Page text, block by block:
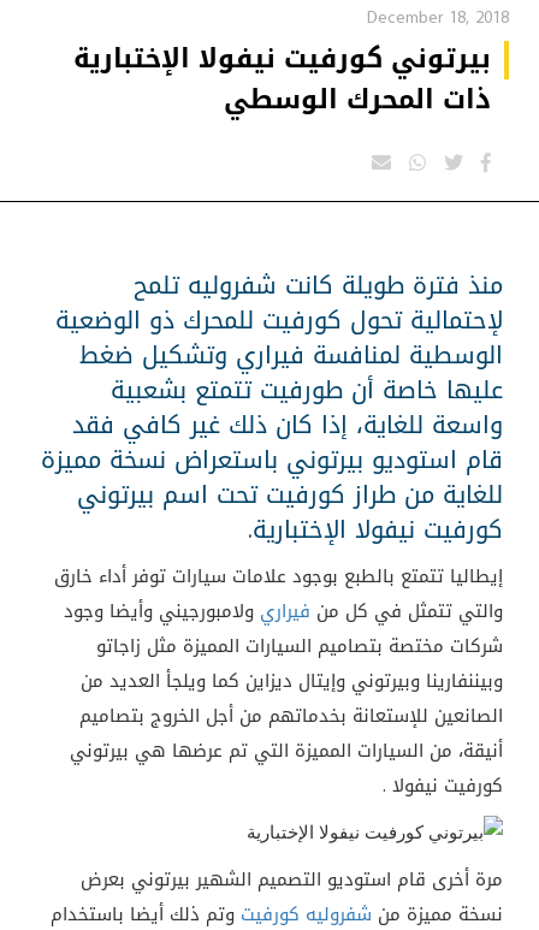
December 18, 2018
بيرتوني كورفيت نيفولا الإختبارية
ذات المحرك الوسطي
منذ فترة طويلة كانت شفروليه تلمح
لإحتمالية تحول كورفيت للمحرك ذو الوضعية
الوسطية لمنافسة فيراري وتشكيل ضغط
عليها خاصة أن طورفيت تتمتع بشعبية
واسعة للغاية، إذا كان ذلك غير كافي فقد
قام استوديو بيرتوني باستعراض نسخة مميزة
للغاية من طراز كورفيت تحت اسم بيرتوني
كورفيت نيفولا الإختبارية.
إيطاليا تتمتع بالطبع بوجود علامات سيارات توفر أداء خارق
والتي تتمثل في كل من فيراري ولامبورجيني وأيضا وجود
شركات مختصة بتصاميم السيارات المميزة مثل زاجاتو
وبيننفارينا وبيرتوني وإيتال ديزاين كما ويلجأ العديد من
الصانعين للإستعانة بخدماتهم من أجل الخروج بتصاميم
أنيقة، من السيارات المميزة التي تم عرضها هي بيرتوني
كورفيت نيفولا .
مرة أخرى قام استوديو التصميم الشهير بيرتوني بعرض
نسخة مميزة من شفروليه كورفيت وتم ذلك أيضا باستخدام